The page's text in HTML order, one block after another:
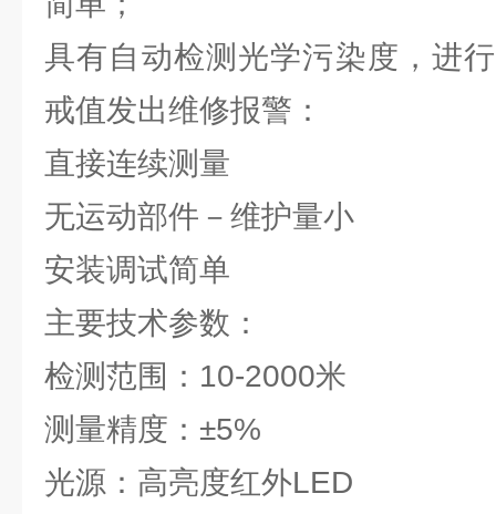
具有自动检测光学污染度，进
戒值发出维修报警：
直接连续测量
无运动部件－维护量小
安装调试简单
主要技术参数：
检测范围：10-2000米
测量精度：±5%
光源：高亮度红外LED